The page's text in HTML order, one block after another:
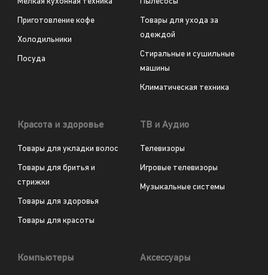
Приготовление кофе
Холодильники
Посуда
Товары для ухода за
одеждой
Стиральные и сушильные
машины
Климатическая техника
Красота и здоровье
Товары для укладки волос
Товары для бритья и
стрижки
Товары для здоровья
Товары для красоты
ТВ и Аудио
Телевизоры
Игровые телевизоры
Музыкальные системы
Компьютеры Аксессуары